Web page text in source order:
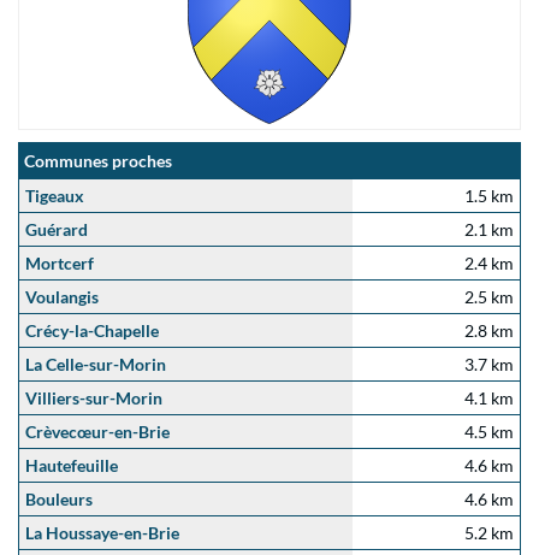
Communes proches
Tigeaux
1.5 km
Guérard
2.1 km
Mortcerf
2.4 km
Voulangis
2.5 km
Crécy-la-Chapelle
2.8 km
La Celle-sur-Morin
3.7 km
Villiers-sur-Morin
4.1 km
Crèvecœur-en-Brie
4.5 km
Hautefeuille
4.6 km
Bouleurs
4.6 km
La Houssaye-en-Brie
5.2 km